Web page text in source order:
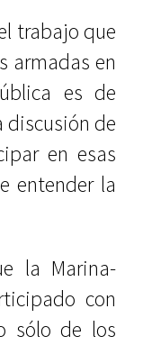
trabajo que
armadas en
es de
discusión de
en esas
entender la
la Marina-
con
sólo de los